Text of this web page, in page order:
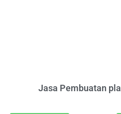
Jasa Pembuatan